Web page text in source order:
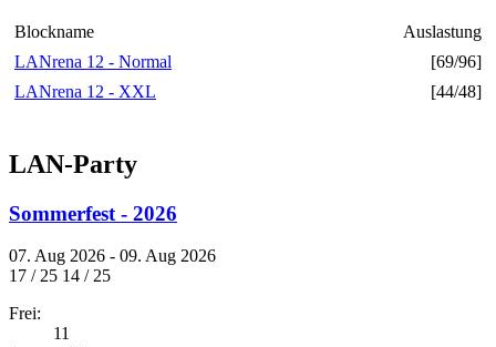
Blockname
Auslastung
LANrena 12 - Normal
[69/96]
LANrena 12 - XXL
[44/48]
LAN-Party
Sommerfest - 2026
07. Aug 2026 - 09. Aug 2026
17 / 25 14 / 25
Frei:
11